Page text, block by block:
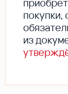
покупки,
из